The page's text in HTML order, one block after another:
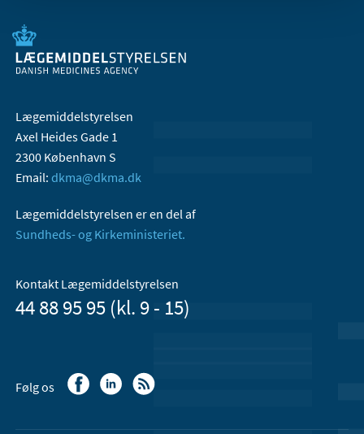
Lægemiddelstyrelsen
Axel Heides Gade 1
2300 København S
Email: dkma@dkma.dk
Lægemiddelstyrelsen er en del af
Sundheds- og Kirkeministeriet.
Kontakt Lægemiddelstyrelsen
44 88 95 95 (kl. 9 - 15)
Følg os